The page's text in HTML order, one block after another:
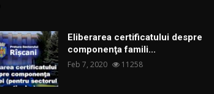
Eliberarea certificatului despre
componenţa famili...
Feb 7, 2020 11258